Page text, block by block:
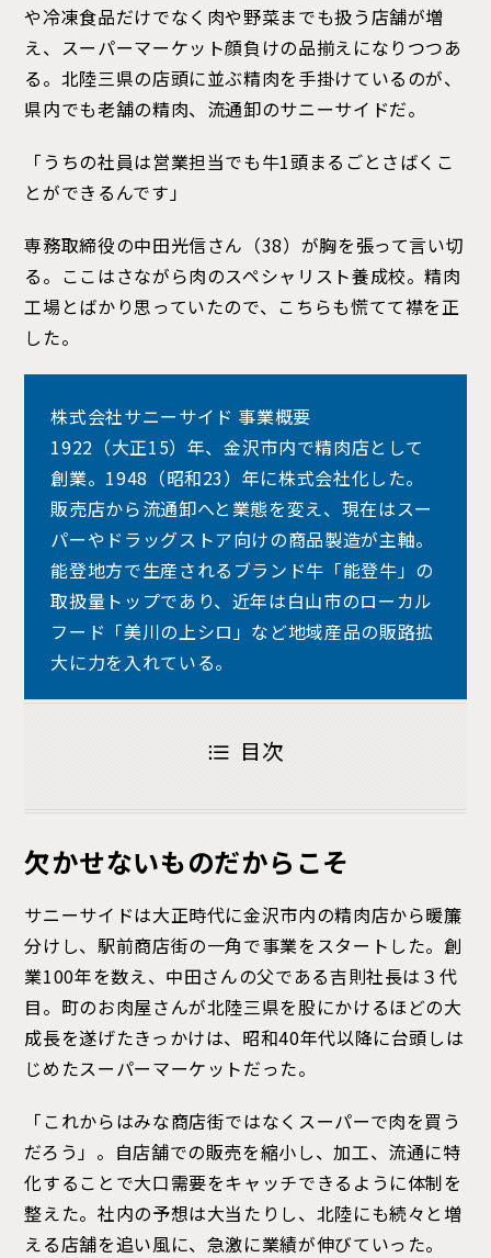
や冷凍食品だけでなく肉や野菜までも扱う店舗が増
え、スーパーマーケット顔負けの品揃えになりつつあ
る。北陸三県の店頭に並ぶ精肉を手掛けているのが、
県内でも老舗の精肉、流通卸のサニーサイドだ。
「うちの社員は営業担当でも牛1頭まるごとさばくこ
とができるんです」
専務取締役の中田光信さん（38）が胸を張って言い切
る。ここはさながら肉のスペシャリスト養成校。精肉
工場とばかり思っていたので、こちらも慌てて襟を正
した。
株式会社サニーサイド 事業概要
1922（大正15）年、金沢市内で精肉店として
創業。1948（昭和23）年に株式会社化した。
販売店から流通卸へと業態を変え、現在はスー
パーやドラッグストア向けの商品製造が主軸。
能登地方で生産されるブランド牛「能登牛」の
取扱量トップであり、近年は白山市のローカル
フード「美川の上シロ」など地域産品の販路拡
大に力を入れている。
目次
欠かせないものだからこそ
サニーサイドは大正時代に金沢市内の精肉店から暖簾
分けし、駅前商店街の一角で事業をスタートした。創
業100年を数え、中田さんの父である吉則社長は３代
目。町のお肉屋さんが北陸三県を股にかけるほどの大
成長を遂げたきっかけは、昭和40年代以降に台頭しは
じめたスーパーマーケットだった。
「これからはみな商店街ではなくスーパーで肉を買う
だろう」。自店舗での販売を縮小し、加工、流通に特
化することで大口需要をキャッチできるように体制を
整えた。社内の予想は大当たりし、北陸にも続々と増
える店舗を追い風に、急激に業績が伸びていった。